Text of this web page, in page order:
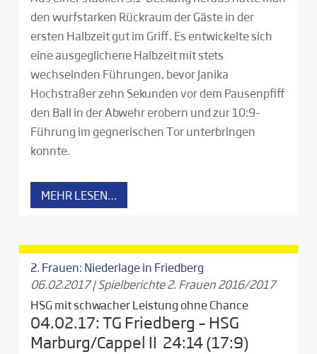
den wurfstarken Rückraum der Gäste in der
ersten Halbzeit gut im Griff. Es entwickelte sich
eine ausgeglichene Halbzeit mit stets
wechselnden Führungen, bevor Janika
Hochstraßer zehn Sekunden vor dem Pausenpfiff
den Ball in der Abwehr erobern und zur 10:9-
Führung im gegnerischen Tor unterbringen
konnte.
MEHR LESEN…
2. Frauen: Niederlage in Friedberg
06.02.2017|Spielberichte 2. Frauen 2016/2017
HSG mit schwacher Leistung ohne Chance
04.02.17: TG Friedberg – HSG
Marburg/Cappel II 24:14 (17:9)